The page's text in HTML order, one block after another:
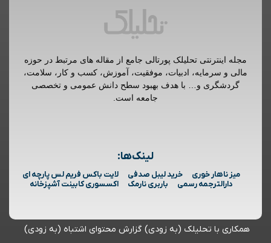
مجله اینترنتی تحلیلک پورتالی جامع از مقاله های مرتبط در حوزه
مالی و سرمایه، ادبیات، موفقیت، آموزش، کسب و کار، سلامت،
گردشگری و… با هدف بهبود سطح دانش عمومی و تخصصی
جامعه است.
لینک‌ها:
میز ناهار خوری خرید لیبل صدفی
لایت باکس فریم لس پارچه ای
دارالترجمه رسمی
باربری نارمک اکسسوری کابینت آشپزخانه
همکاری با تحلیلک (به زودی) گزارش محتوای اشتباه (به زودی)